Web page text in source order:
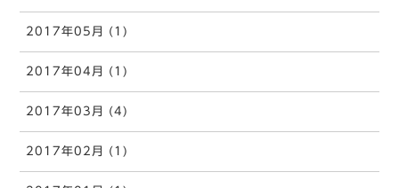
2017年05月 (1)
2017年04月 (1)
2017年03月 (4)
2017年02月 (1)